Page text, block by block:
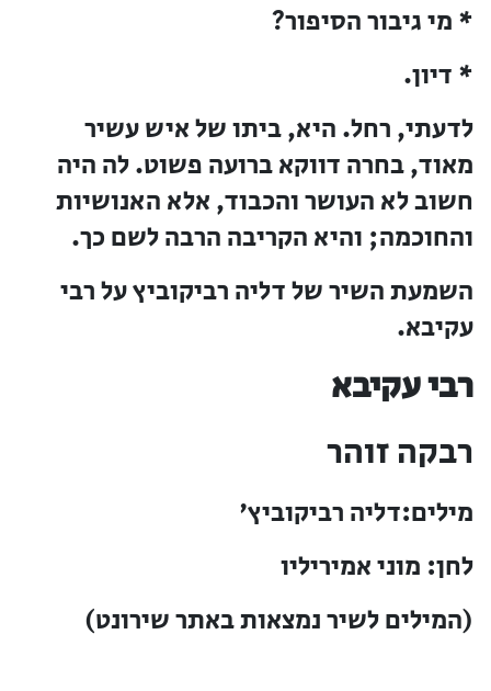
* מי גיבור הסיפור?
* דיון.
לדעתי, רחל. היא, ביתו של איש עשיר
מאוד, בחרה דווקא ברועה פשוט. לה היה
חשוב לא העושר והכבוד, אלא האנושיות
והחוכמה; והיא הקריבה הרבה לשם כך.
השמעת השיר של דליה רביקוביץ על רבי
עקיבא.
רבי עקיבא
רבקה זוהר
מילים:דליה רביקוביץ'
לחן: מוני אמיריליו
(המילים לשיר נמצאות באתר שירונט)